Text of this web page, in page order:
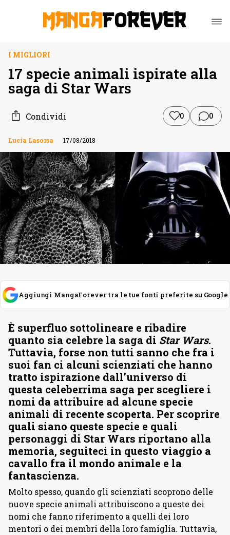
I MIGLIORI
17 specie animali ispirate alla
saga di Star Wars
Condividi 0 0
Lucia Lasorsa 17/08/2018
Aggiungi MangaForever tra le tue fonti preferite su Google
È superfluo sottolineare e ribadire
quanto sia celebre la saga di Star Wars.
Tuttavia, forse non tutti sanno che fra i
suoi fan ci alcuni scienziati che hanno
tratto ispirazione dall’universo di
questa celeberrima saga per scegliere i
nomi da attribuire ad alcune specie
animali di recente scoperta. Per scoprire
quali siano queste specie e quali
personaggi di Star Wars riportano alla
memoria, seguiteci in questo viaggio a
cavallo fra il mondo animale e la
fantascienza.
Molto spesso, quando gli scienziati scoprono delle
nuove specie animali attribuiscono a queste dei
nomi che fanno riferimento a quelli dei loro
mentori o dei membri della loro famiglia. Tuttavia,